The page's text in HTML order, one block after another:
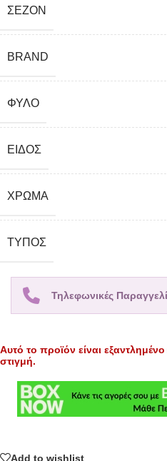
ΣΕΖΌΝ
BRAND
ΦΎΛΟ
ΕΊΔΟΣ
ΧΡΏΜΑ
TΎΠΟΣ
Τηλεφωνικές
Αυτό το προϊόν είναι
στιγμή.
Add to wishlist